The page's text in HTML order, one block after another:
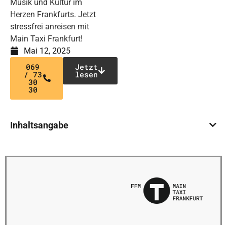
Musik und Kultur im
Herzen Frankfurts. Jetzt
stressfrei anreisen mit
Main Taxi Frankfurt!
Mai 12, 2025
069
/ 73
30
30
Jetzt
lesen
Inhaltsangabe